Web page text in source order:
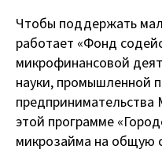
Чтобы поддержать
работает «Фонд
микрофинансовой
науки, промышленной
предпринимательства
этой программе
микрозайма на общую